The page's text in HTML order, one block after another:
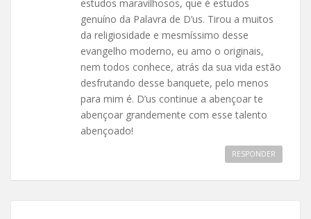
estudos maravilhosos, que é estudos
genuíno da Palavra de D’us. Tirou a muitos
da religiosidade e mesmíssimo desse
evangelho moderno, eu amo o originais,
nem todos conhece, atrás da sua vida estão
desfrutando desse banquete, pelo menos
para mim é. D’us continue a abençoar te
abençoar grandemente com esse talento
abençoado!
RESPONDER